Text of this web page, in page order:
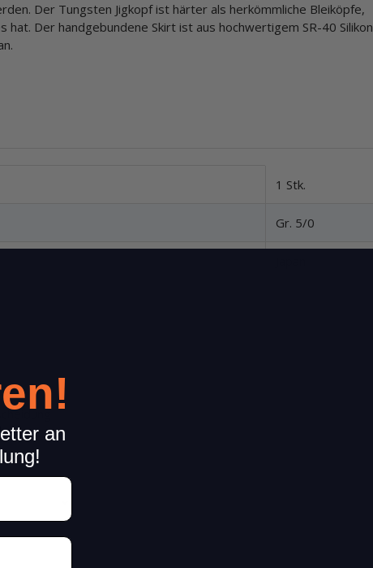
Der Tungsten Jigkopf ist härter als herkömmliche Bleiköpfe,
Der handgebundene Skirt ist aus hochwertigem SR-40 Silikon
1 Stk.
Gr. 5/0
an